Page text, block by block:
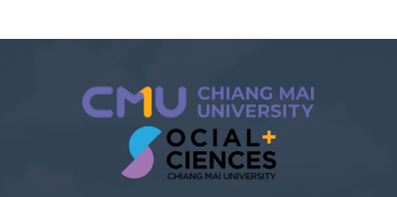
ข้อมูลความเชี่ยวชาญ